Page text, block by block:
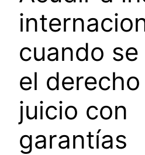
cuando
el
juicio con
garantías